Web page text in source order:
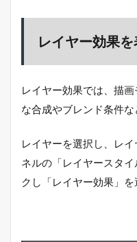
レイヤー効果
レイヤー効果では、描
な合成やブレンド条件な
レイヤーを選択し、レ
ネルの「レイヤースタ
クし「レイヤー効果」を